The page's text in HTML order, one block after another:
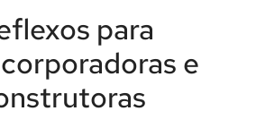
para
e